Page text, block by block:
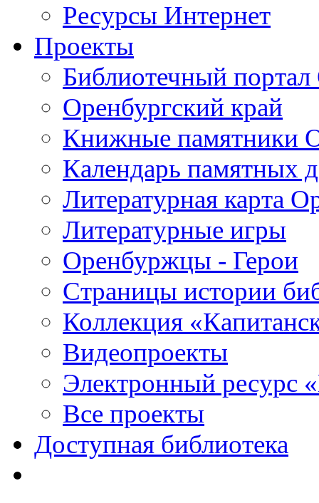
Ресурсы Интернет
Проекты
Библиотечный портал
Оренбургский край
Книжные памятники
Календарь памятных
Литературная карта
Литературные игры
Оренбуржцы - Герои
Страницы истории
Коллекция
Видеопроекты
Электронный ресурс
Все проекты
Доступная библиотека